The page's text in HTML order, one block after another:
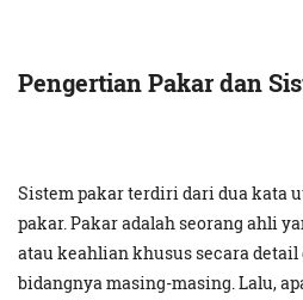
Pengertian Pakar dan
Sistem pakar terdiri dari dua kata
pakar. Pakar adalah seorang ahli
atau keahlian khusus secara detail
bidangnya masing-masing. Lalu,